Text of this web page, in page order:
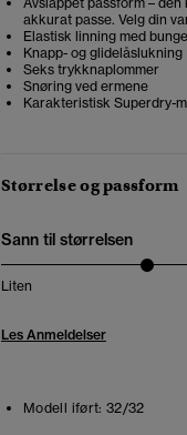
akkurat passe. Velg din
Elastisk linning med
Knapp- og glidelåslukning
Seks trykknaplommer
Snøring ved ermene
Karakteristisk Superdry-
Størrelse og passform
Sann til størrelsen
Liten
Les Anmeldelser
Modell iført: 32/32